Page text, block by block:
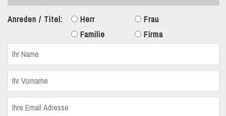
Anreden / Titel: Herr
Frau
Familie
Firma